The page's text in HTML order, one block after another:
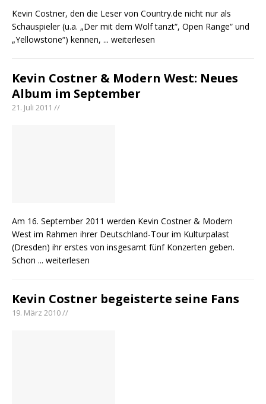
Kevin Costner, den die Leser von Country.de nicht nur als
Schauspieler (u.a. „Der mit dem Wolf tanzt“, Open Range“ und
„Yellowstone“) kennen, ... weiterlesen
Kevin Costner & Modern West: Neues
Album im September
21. Juli 2011 //
Am 16. September 2011 werden Kevin Costner & Modern
West im Rahmen ihrer Deutschland-Tour im Kulturpalast
(Dresden) ihr erstes von insgesamt fünf Konzerten geben.
Schon ... weiterlesen
Kevin Costner begeisterte seine Fans
19. März 2010 //